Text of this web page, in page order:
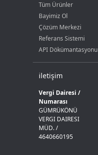
Tüm Ürünler
Bayimiz Ol
Çözüm Merkezi
Referans Sistemi
API Dökümantasyonu
iletişim
Vergi Dairesi /
Numarası
GÜMRÜKÖNÜ
VERGI DAIRESI
MÜD. /
4640660195